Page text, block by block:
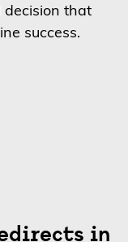
decision that
success.
in